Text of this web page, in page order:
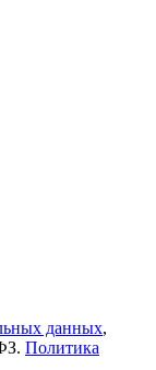
данных,
Политика